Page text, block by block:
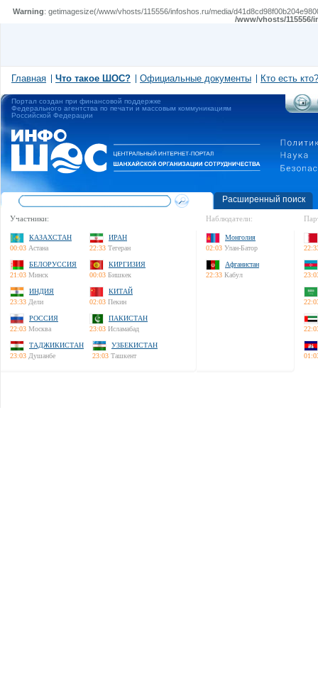
Warning: getimagesize(/www/vhosts/115556/infoshos.ru/media/
/www/vhosts/
Главная Что такое ШОС? Официальные документы Кто есть кто?
Портал создан при финансовой поддержке
Федерального агентства по печати и массовым коммуникациям
Российской Федерации
Расширенный поиск
Участники:
КАЗАХСТАН
00:03 Астана
ИРАН
22:33 Тегеран
БЕЛОРУССИЯ
21:03 Минск
КИРГИЗИЯ
00:03 Бишкек
ИНДИЯ
23:33 Дели
КИТАЙ
02:03 Пекин
РОССИЯ
22:03 Москва
ПАКИСТАН
23:03 Исламабад
ТАДЖИКИСТАН
23:03 Душанбе
УЗБЕКИСТАН
23:03 Ташкент
Наблюдатели:
Монголия
02:03 Улан-Батор
Афганистан
22:33 Кабул